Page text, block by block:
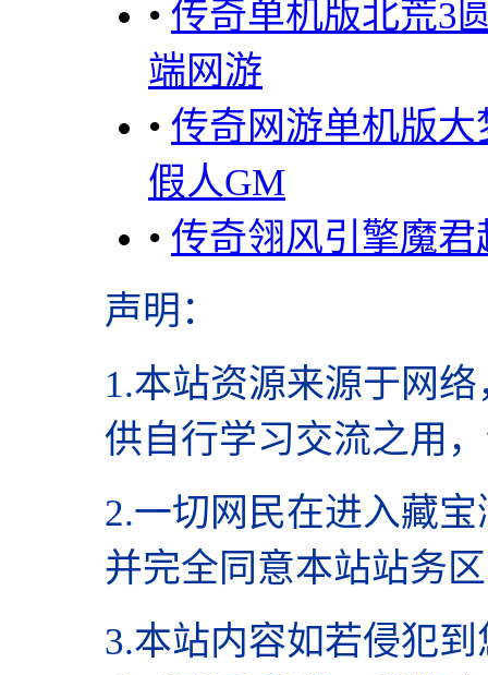
• 传奇单机版北荒3
端网游
• 传奇网游单机版
假人GM
• 传奇翎风引擎魔
声明 ：
1.本站资源来源于网络
供自行学习交流之用
2.一切网民在进入藏
并完全同意本站站务
3.本站内容如若侵犯